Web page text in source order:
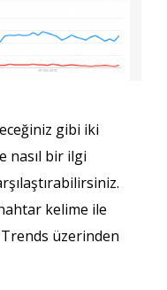
gibi iki
nasıl bir ilgi
kelime ile
üzerinden